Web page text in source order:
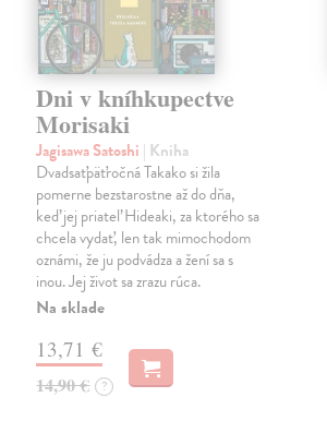
Dni v kníhkupectve
Morisaki
Jagisawa Satoshi | Kniha
Dvadsaťpäťročná Takako si žila
pomerne bezstarostne až do dňa,
keď jej priateľ Hideaki, za ktorého sa
chcela vydať, len tak mimochodom
oznámi, že ju podvádza a žení sa s
inou. Jej život sa zrazu rúca.
Na sklade
13,71 €
14,90 € ?